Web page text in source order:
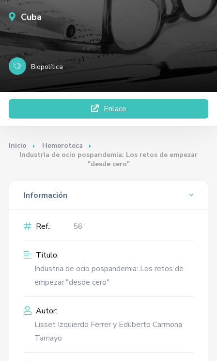
Cuba
Biopolítica
Enlace
Inicio
Hemeroteca
Industria de ocio pospandemia: Los retos de empezar
"desde cero"
Información
Ref.: 56
Título:
Industria de ocio pospandemia: Los retos de
empezar "desde cero"
Autor:
Lisset Izquierdo Ferrer y Edilberto Carmona
Tamayo